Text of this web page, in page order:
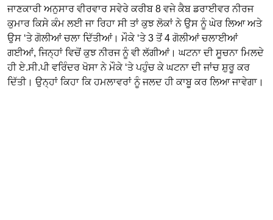
ਜਾਣਕਾਰੀ ਅਨੁਸਾਰ ਵੀਰਵਾਰ ਸਵੇਰੇ ਕਰੀਬ 8 ਵਜੇ ਕੈਬ ਡਰਾਈਵਰ ਨੀਰਜ
ਕੁਮਾਰ ਕਿਸੇ ਕੰਮ ਲਈ ਜਾ ਰਿਹਾ ਸੀ ਤਾਂ ਕੁਝ ਲੋਕਾਂ ਨੇ ਉਸ ਨੂੰ ਘੇਰ ਲਿਆ ਅਤੇ
ਉਸ ‘ਤੇ ਗੋਲੀਆਂ ਚਲਾ ਦਿੱਤੀਆਂ। ਮੌਕੇ ‘ਤੇ 3 ਤੋਂ 4 ਗੋਲੀਆਂ ਚਲਾਈਆਂ
ਗਈਆਂ, ਜਿਨ੍ਹਾਂ ਵਿਚੋਂ ਕੁਝ ਨੀਰਜ ਨੂੰ ਵੀ ਲੱਗੀਆਂ। ਘਟਨਾ ਦੀ ਸੂਚਨਾ ਮਿਲਦੇ
ਹੀ ਏ.ਸੀ.ਪੀ ਵਰਿੰਦਰ ਖੋਸਾ ਨੇ ਮੌਕੇ ‘ਤੇ ਪਹੁੰਚ ਕੇ ਘਟਨਾ ਦੀ ਜਾਂਚ ਸ਼ੁਰੂ ਕਰ
ਦਿੱਤੀ। ਉਨ੍ਹਾਂ ਕਿਹਾ ਕਿ ਹਮਲਾਵਰਾਂ ਨੂੰ ਜਲਦ ਹੀ ਕਾਬੂ ਕਰ ਲਿਆ ਜਾਵੇਗਾ।